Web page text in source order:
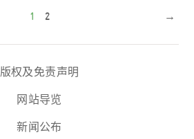
1 2 →
版权及免责声明
网站导览
新闻公布